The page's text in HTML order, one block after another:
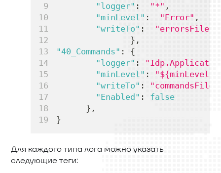
"logger" : "*" ,
"minLevel" : "Error" ,
"writeTo" :
"errorsFile"
} ,
"40_Commands" :
{
"logger" :
"minLevel" : "${minLevel}"
"writeTo" : "commandsFile"
"Enabled" :
false
} ,
}
Для каждого типа лога можно указать
следующие теги: